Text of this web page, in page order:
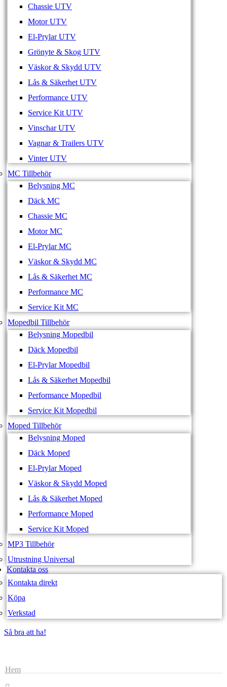
Chassie UTV
Motor UTV
El-Prylar UTV
Grönyte & Skog UTV
Väskor & Skydd UTV
Lås & Säkerhet UTV
Performance UTV
Service Kit UTV
Vinschar UTV
Vagnar & Trailers UTV
Vinter UTV
MC Tillbehör
Belysning MC
Däck MC
Chassie MC
Motor MC
El-Prylar MC
Väskor & Skydd MC
Lås & Säkerhet MC
Performance MC
Service Kit MC
Mopedbil Tillbehör
Belysning Mopedbil
Däck Mopedbil
El-Prylar Mopedbil
Lås & Säkerhet Mopedbil
Performance Mopedbil
Service Kit Mopedbil
Moped Tillbehör
Belysning Moped
Däck Moped
El-Prylar Moped
Väskor & Skydd Moped
Lås & Säkerhet Moped
Performance Moped
Service Kit Moped
MP3 Tillbehör
Utrustning Universal
Kontakta oss
Kontakta direkt
Köpa
Verkstad
Så bra att ha!
Hem